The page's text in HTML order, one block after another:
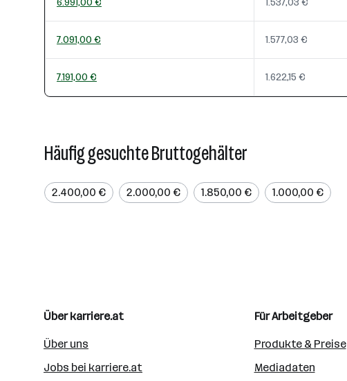
7.091,00 € 1.577,03 €
7.191,00 € 1.622,15 €
Häufig gesuchte Bruttogehälter
2.400,00 € 2.000,00 € 1.850,00 € 1.000,00 €
Über karriere.at
Über uns
Jobs bei karriere.at
Für Arbeitgeber
Produkte & Preise
Mediadaten